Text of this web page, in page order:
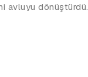
avluyu dönüştürdü.